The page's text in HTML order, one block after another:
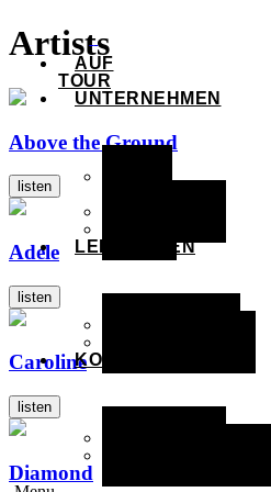
AUF
TOUR
UNTERNEHMEN
LEISTUNGEN
KONTAKT
Artists
Above the Ground
listen
Adele
listen
Caroline
listen
Diamond